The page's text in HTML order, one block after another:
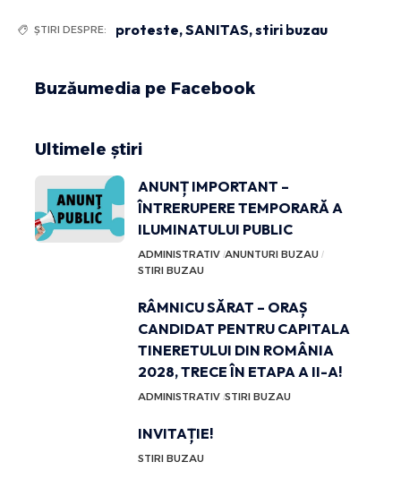
ȘTIRI DESPRE: proteste,SANITAS,stiri buzau
Buzăumedia pe Facebook
Ultimele știri
ANUNȚ IMPORTANT –
ÎNTRERUPERE TEMPORARĂ A
ILUMINATULUI PUBLIC
ADMINISTRATIV ANUNTURI BUZAU
STIRI BUZAU
RÂMNICU SĂRAT – ORAȘ
CANDIDAT PENTRU CAPITALA
TINERETULUI DIN ROMÂNIA
2028, TRECE ÎN ETAPA A II-A!
ADMINISTRATIV STIRI BUZAU
INVITAȚIE!
STIRI BUZAU